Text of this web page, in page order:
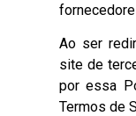
Ao ser
site de
por essa
Termos de